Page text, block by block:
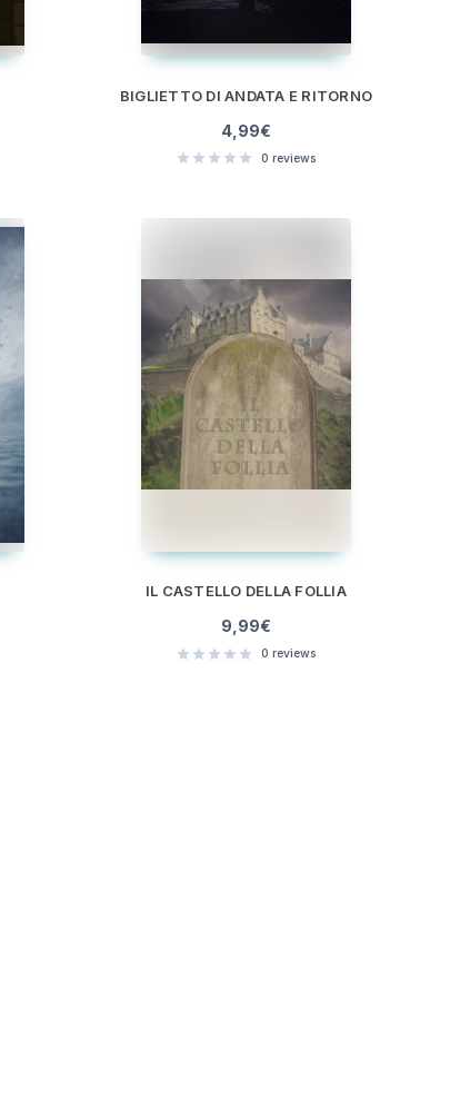
BIGLIETTO DI ANDATA E RITORNO
4,99€
0 reviews
IL CASTELLO DELLA FOLLIA
9,99€
0 reviews